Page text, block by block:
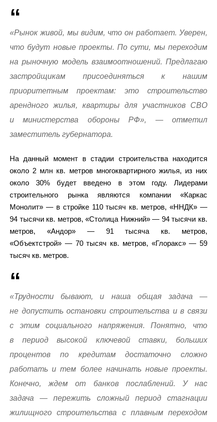
«Рынок живой, мы видим, что он работает. Уверен,
что будут новые проекты. По сути, мы переходим
на рыночную модель взаимоотношений. Предлагаю
застройщикам присоединяться к нашим
приоритетным проектам: это строительство
арендного жилья, квартиры для участников СВО
и министерства обороны РФ», — отметил
заместитель губернатора.
На данный момент в стадии строительства находится
около 2 млн кв. метров многоквартирного жилья, из них
около 30% будет введено в этом году. Лидерами
строительного рынка являются компании «Каркас
Монолит» — в стройке 110 тысяч кв. метров, «ННДК» —
94 тысячи кв. метров, «Столица Нижний» — 94 тысячи кв.
метров, «Андор» — 91 тысяча кв. метров,
«Объектстрой» — 70 тысяч кв. метров, «Глоракс» — 59
тысяч кв. метров.
«Трудности бывают, и наша общая задача —
не допустить остановки строительства и в связи
с этим социального напряжения. Понятно, что
в период высокой ключевой ставки, больших
процентов по кредитам достаточно сложно
работать и тем более начинать новые проекты.
Конечно, ждем от банков послаблений. У нас
задача — пережить сложный период стагнации
жилищного строительства с плавным переходом